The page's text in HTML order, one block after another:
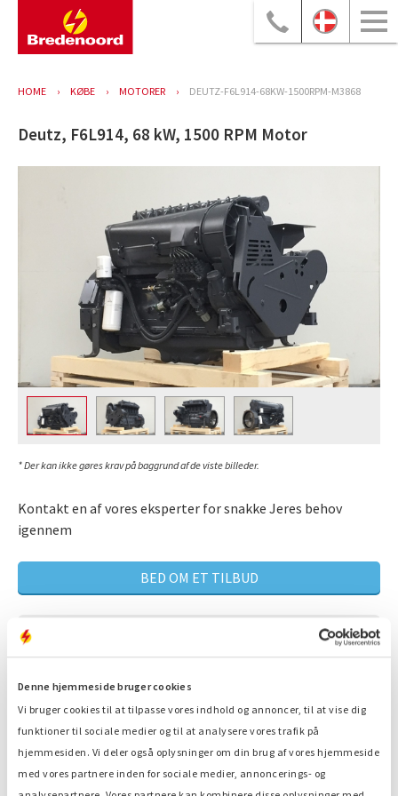
Denne hjemmeside bruger cookies
Vi bruger cookies til at tilpasse vores indhold og annoncer, til at vise dig
funktioner til sociale medier og til at analysere vores trafik på
hjemmesiden. Vi deler også oplysninger om din brug af vores hjemmeside
med vores partnere inden for sociale medier, annoncerings- og
HOME KØBE MOTORER DEUTZ-F6L914-68KW-1500RPM-M3868
Deutz, F6L914, 68 kW, 1500 RPM Motor
* Der kan ikke gøres krav på baggrund af de viste billeder.
Kontakt en af vores eksperter for snakke Jeres behov
igennem
BED OM ET TILBUD
Mere end 80 års erfaring med vedligeholdelse
Ekspert, der er med til at finde løsningen på dit
Er til rådighed 24/7